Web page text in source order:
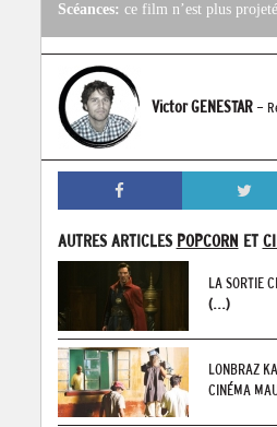
Scéances: ce film n’est plus
Victor GENESTAR -
AUTRES ARTICLES POPCORN ET
LA SORTIE
(...)
LONBRAZ
CINÉMA